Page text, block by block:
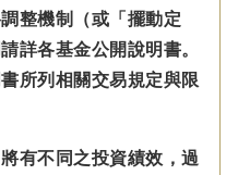
整機制（或「擺動定
詳各基金公開說明書。
所列相關交易規定與限
有不同之投資績效，過